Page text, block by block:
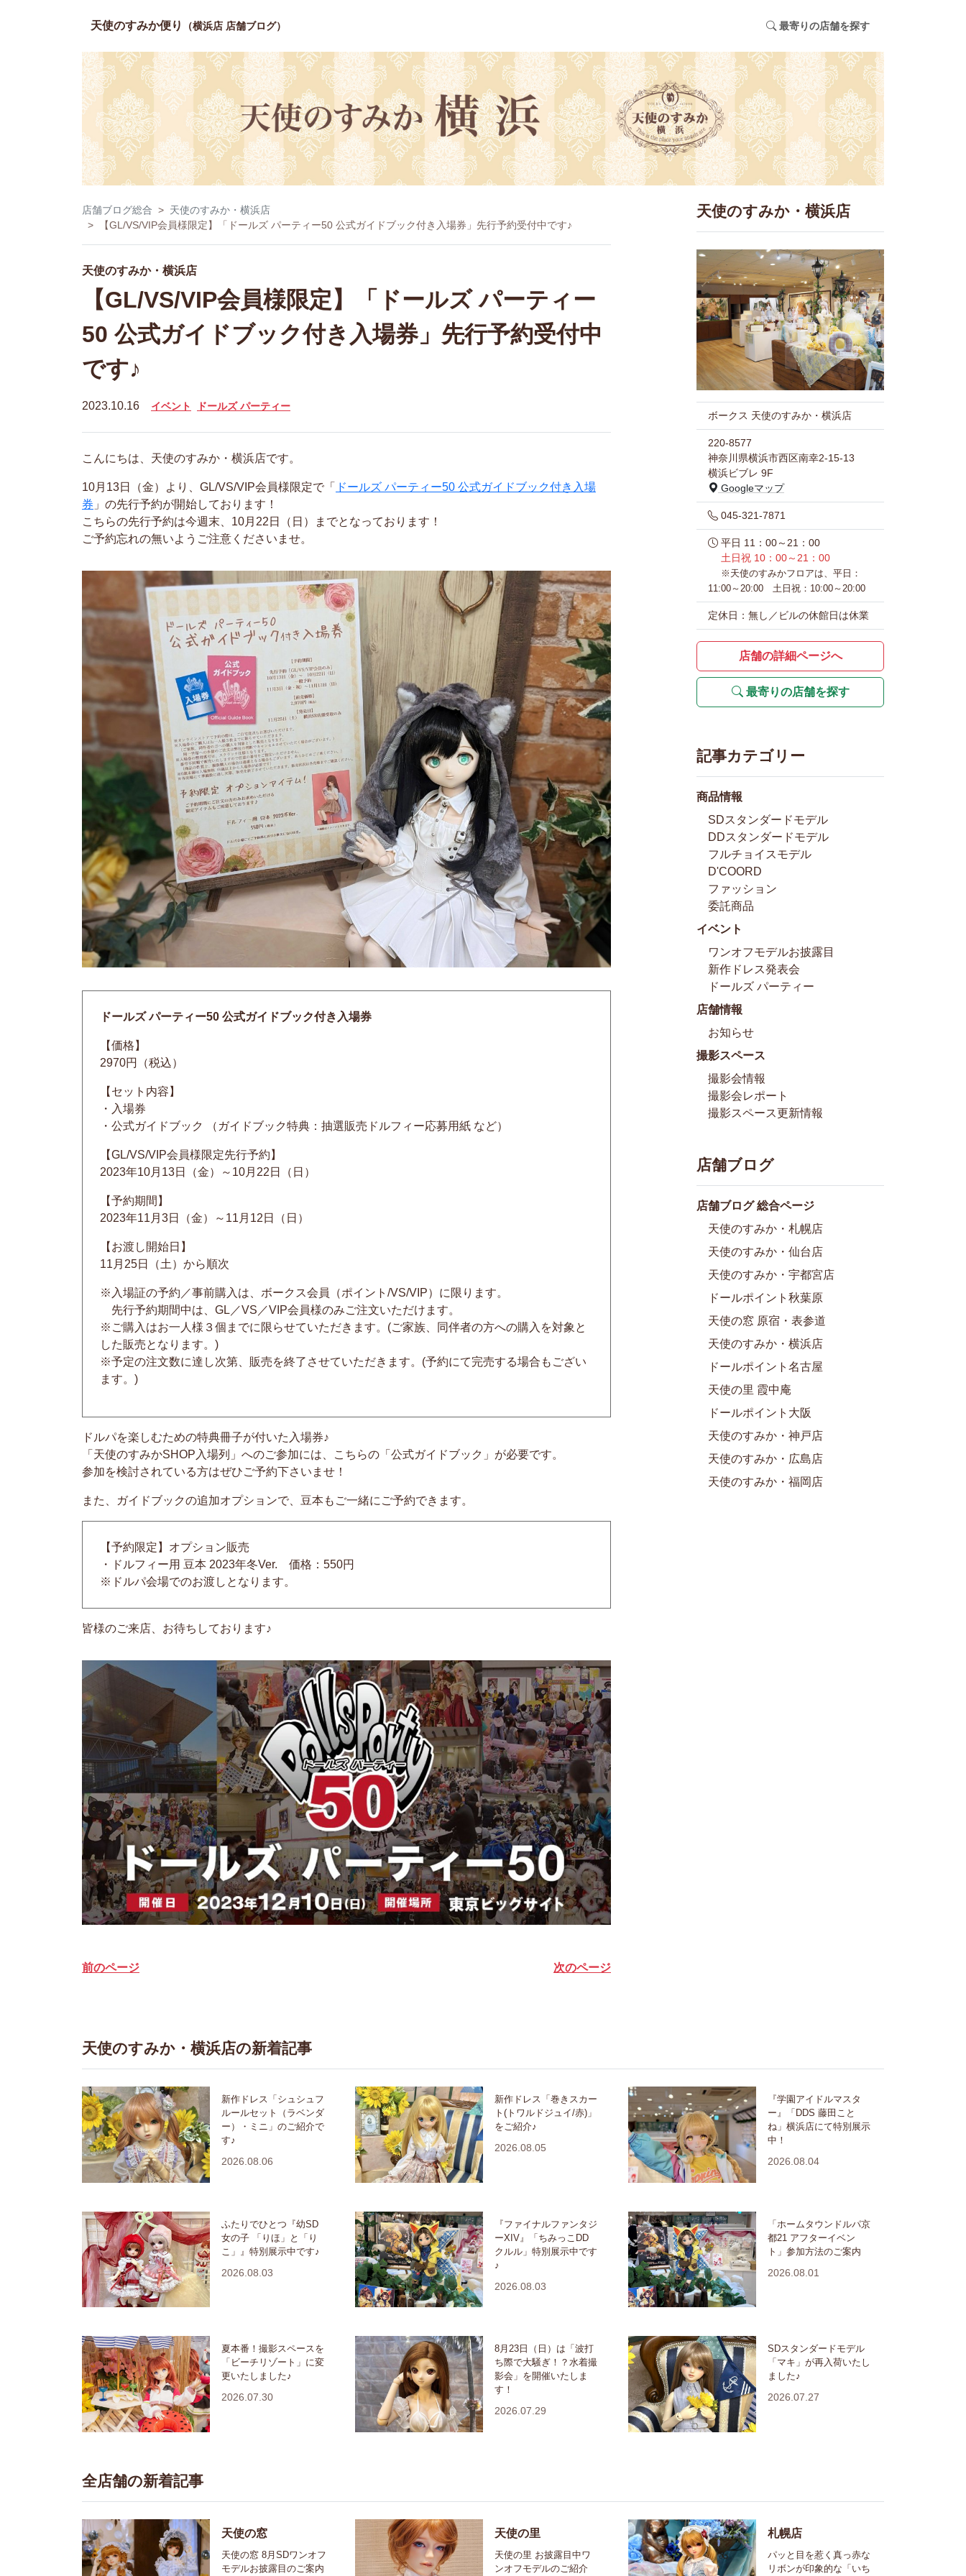
天使のすみか便り （横浜店 店舗ブログ） 最寄りの店舗を探す
店舗ブログ総合
天使のすみか・横浜店
【GL/VS/VIP会員様限定】「ドールズ パーティー50 公式ガイドブック付き入場券」先行予約受付中です♪
天使のすみか・横浜店
【GL/VS/VIP会員様限定】「ドールズ パーティー
50 公式ガイドブック付き入場券」先行予約受付中
です♪
2023.10.16 イベント ドールズ パーティー
こんにちは、天使のすみか・横浜店です。
10月13日（金）より、GL/VS/VIP会員様限定で「
ドールズ パーティー50 公式ガイドブック付き入場
券 」の先行予約が開始しております！
こちらの先行予約は今週末、10月22日（日）までとなっております！
ご予約忘れの無いようご注意くださいませ。
ドールズ パーティー50 公式ガイドブック付き入場券
【価格】
2970円（税込）
【セット内容】
・入場券
・公式ガイドブック （ガイドブック特典：抽選販売ドルフィー応募用紙 など）
【GL/VS/VIP会員様限定先行予約】
2023年10月13日（金）～10月22日（日）
【予約期間】
2023年11月3日（金）～11月12日（日）
【お渡し開始日】
11月25日（土）から順次
※入場証の予約／事前購入は、ボークス会員（ポイント/VS/VIP）に限ります。
先行予約期間中は、GL／VS／VIP会員様のみご注文いただけます。
※ご購入はお一人様３個までに限らせていただきます。(ご家族、同伴者の方への購入を対象と
した販売となります。)
※予定の注文数に達し次第、販売を終了させていただきます。(予約にて完売する場合もござい
ます。)
ドルパを楽しむための特典冊子が付いた入場券♪
「天使のすみかSHOP入場列」へのご参加には、こちらの「公式ガイドブック」が必要です。
参加を検討されている方はぜひご予約下さいませ！
また、ガイドブックの追加オプションで、豆本もご一緒にご予約できます。
【予約限定】オプション販売
・ドルフィー用 豆本 2023年冬Ver. 価格：550円
※ドルパ会場でのお渡しとなります。
皆様のご来店、お待ちしております♪
前のページ 次のページ
天使のすみか・横浜店
ボークス 天使のすみか・横浜店
220-8577
神奈川県横浜市西区南幸2-15-13
横浜ビブレ 9F
Googleマップ
045-321-7871
平日 11：00～21：00
土日祝 10：00～21：00
※天使のすみかフロアは、平日：
11:00～20:00 土日祝：10:00～20:00
定休日：無し／ビルの休館日は休業
店舗の詳細ページへ
最寄りの店舗を探す
記事カテゴリー
商品情報
SDスタンダードモデル
DDスタンダードモデル
フルチョイスモデル
D'COORD
ファッション
委託商品
イベント
ワンオフモデルお披露目
新作ドレス発表会
ドールズ パーティー
店舗情報
お知らせ
撮影スペース
撮影会情報
撮影会レポート
撮影スペース更新情報
店舗ブログ
店舗ブログ 総合ページ
天使のすみか・札幌店
天使のすみか・仙台店
天使のすみか・宇都宮店
ドールポイント秋葉原
天使の窓 原宿・表参道
天使のすみか・横浜店
ドールポイント名古屋
天使の里 霞中庵
ドールポイント大阪
天使のすみか・神戸店
天使のすみか・広島店
天使のすみか・福岡店
天使のすみか・横浜店の新着記事
新作ドレス「シュシュフ
ルールセット（ラベンダ
ー）・ミニ」のご紹介で
す♪
2026.08.06
新作ドレス「巻きスカー
ト(トワルドジュイ/赤)」
をご紹介♪
2026.08.05
『学園アイドルマスタ
ー』「DDS 藤田こと
ね」横浜店にて特別展示
中！
2026.08.04
ふたりでひとつ『幼SD
女の子 「りほ」と「り
こ」』特別展示中です♪
2026.08.03
『ファイナルファンタジ
ーXIV』「ちみっこDD
クルル」特別展示中です
♪
2026.08.03
「ホームタウンドルパ京
都21 アフターイベン
ト」参加方法のご案内
2026.08.01
夏本番！撮影スペースを
「ビーチリゾート」に変
更いたしました♪
2026.07.30
8月23日（日）は「波打
ち際で大騒ぎ！？水着撮
影会」を開催いたしま
す！
2026.07.29
SDスタンダードモデル
「マキ」が再入荷いたし
ました♪
2026.07.27
全店舗の新着記事
天使の窓
天使の窓 8月SDワンオフ
モデルお披露目のご案内
天使の里
天使の里 お披露目中ワ
ンオフモデルのご紹介
札幌店
パッと目を惹く真っ赤な
リボンが印象的な「いち